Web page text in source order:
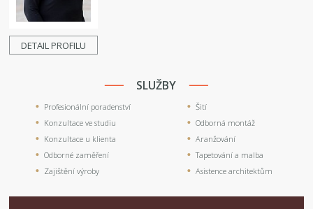
DETAIL PROFILU
SLUŽBY
Profesionální poradenství
Konzultace ve studiu
Konzultace u klienta
Odborné zaměření
Zajištění výroby
Šití
Odborná montáž
Aranžování
Tapetování a malba
Asistence architektům